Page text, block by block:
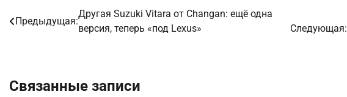
Навигация
Предыдущая:
Другая Suzuki Vitara от Changan: ещё одна
версия, теперь «под Lexus»
Следующая:
Связанные записи